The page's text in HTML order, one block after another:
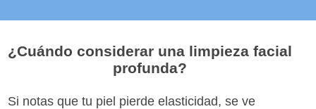
¿Cuándo considerar una limpieza facial
profunda?
Si notas que tu piel pierde elasticidad, se ve